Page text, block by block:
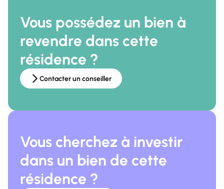
Vous possédez un bien à
revendre dans cette
résidence ?
Contacter un conseiller
Vous cherchez à investir
dans un bien de cette
résidence ?